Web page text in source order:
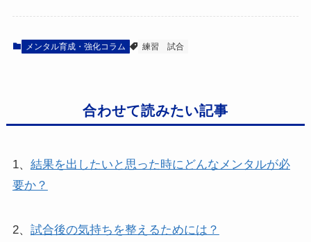
メンタル育成・強化コラム 練習 試合
合わせて読みたい記事
1、 結果を出したいと思った時にどんなメンタルが必
要か？
2、 試合後の気持ちを整えるためには？